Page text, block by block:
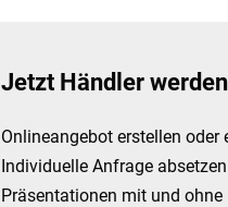
Jetzt Händler werden
Onlineangebot erstellen oder
Individuelle Anfrage
Präsentationen mit und ohne